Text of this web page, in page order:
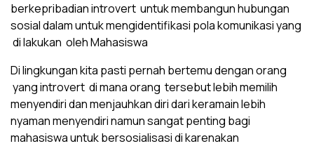
berkepribadian introvert untuk membangun hubungan
sosial dalam untuk mengidentifikasi pola komunikasi yang
di lakukan oleh Mahasiswa
Di lingkungan kita pasti pernah bertemu dengan orang
yang introvert di mana orang tersebut lebih memilih
menyendiri dan menjauhkan diri dari keramain lebih
nyaman menyendiri namun sangat penting bagi
mahasiswa untuk bersosialisasi di karenakan